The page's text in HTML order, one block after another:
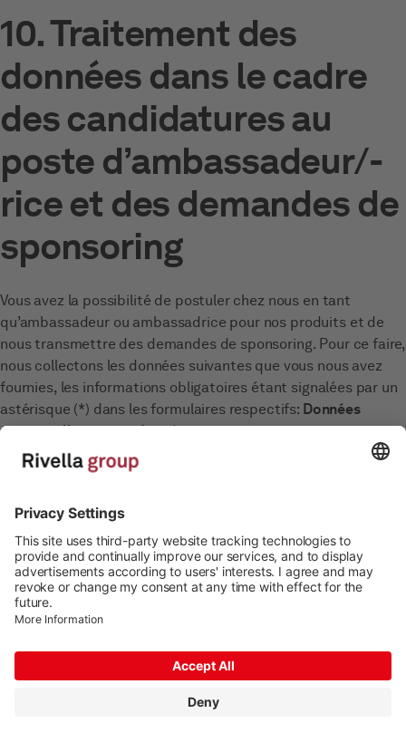
10. Traitement des
données dans le cadre
des candidatures au
poste d’ambassadeur/-
rice et des demandes de
sponsoring
Vous avez la possibilité de postuler chez nous en tant
qu’ambassadeur ou ambassadrice pour nos produits et de
nous transmettre des demandes de sponsoring. Pour ce faire,
nous collectons les données suivantes que vous nous avez
fournies, les informations obligatoires étant signalées par un
astérisque (*) dans les formulaires respectifs: Données
personnelles et coordonnées:
Sexe
Adresse
Date de naissance
Numéro de téléphone
Adresse e-mail
Autres informations:
Votre rapport à nos produits, p. ex. comment vous nous